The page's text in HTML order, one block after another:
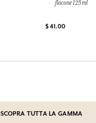
flacone 125 ml
$ 41.00
SCOPRA TUTTA LA GAMMA